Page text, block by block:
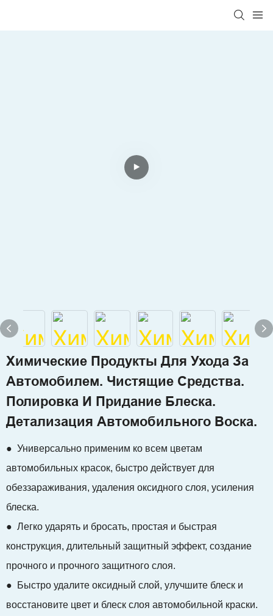
Химические Продукты Для Ухода За
Автомобилем. Чистящие Средства.
Полировка И Придание Блеска.
Детализация Автомобильного Воска.
● Универсально применим ко всем цветам
автомобильных красок, быстро действует для
обеззараживания, удаления оксидного слоя, усиления
блеска.
● Легко ударять и бросать, простая и быстрая
конструкция, длительный защитный эффект, создание
прочного и прочного защитного слоя.
● Быстро удалите оксидный слой, улучшите блеск и
восстановите цвет и блеск слоя автомобильной краски.